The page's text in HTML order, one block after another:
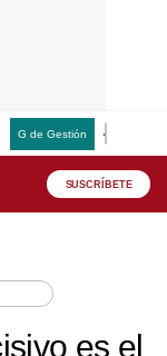
G de Gestión
SUSCRÍBETE
es el